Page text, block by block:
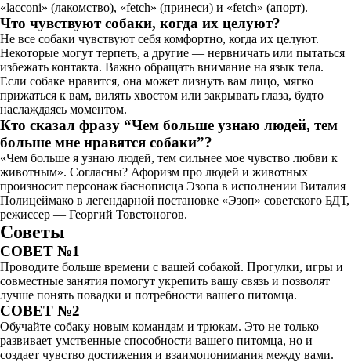
«lacconi» (лакомство), «fetch» (принеси) и «fetch» (апорт).
Что чувствуют собаки, когда их целуют?
Не все собаки чувствуют себя комфортно, когда их целуют.
Некоторые могут терпеть, а другие — нервничать или пытаться
избежать контакта. Важно обращать внимание на язык тела.
Если собаке нравится, она может лизнуть вам лицо, мягко
прижаться к вам, вилять хвостом или закрывать глаза, будто
наслаждаясь моментом.
Кто сказал фразу “Чем больше узнаю людей, тем
больше мне нравятся собаки”?
«Чем больше я узнаю людей, тем сильнее мое чувство любви к
животным». Согласны? Афоризм про людей и животных
произносит персонаж баснописца Эзопа в исполнении Виталия
Полицеймако в легендарной постановке «Эзоп» советского БДТ,
режиссер — Георгий Товстоногов.
Советы
СОВЕТ №1
Проводите больше времени с вашей собакой. Прогулки, игры и
совместные занятия помогут укрепить вашу связь и позволят
лучше понять повадки и потребности вашего питомца.
СОВЕТ №2
Обучайте собаку новым командам и трюкам. Это не только
развивает умственные способности вашего питомца, но и
создает чувство достижения и взаимопонимания между вами.